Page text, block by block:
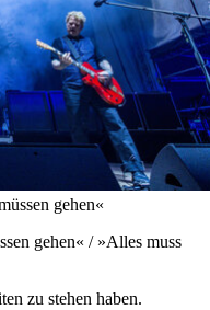
gehen«
gehen« / »Alles muss
zu stehen haben.